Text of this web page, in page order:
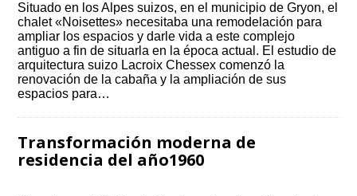
Situado en los Alpes suizos, en el municipio de Gryon, el
chalet «Noisettes» necesitaba una remodelación para
ampliar los espacios y darle vida a este complejo
antiguo a fin de situarla en la época actual. El estudio de
arquitectura suizo Lacroix Chessex comenzó la
renovación de la cabaña y la ampliación de sus
espacios para…
Transformación moderna de
residencia del año1960